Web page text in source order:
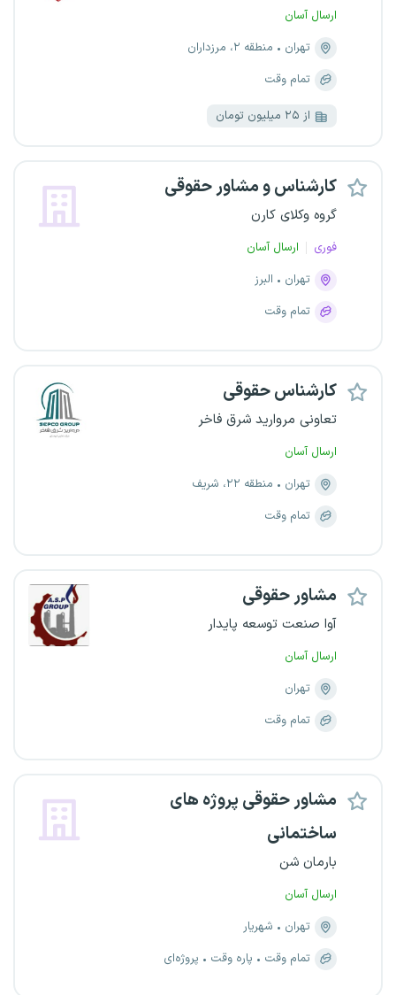
ارسال آسان
تهران
منطقه ۲، مرزداران
تمام وقت
از ۲۵ میلیون تومان
کارشناس و مشاور حقوقی
گروه وکلای کارن
فوری
ارسال آسان
تهران
البرز
تمام وقت
کارشناس حقوقی
تعاونی مروارید شرق فاخر
ارسال آسان
تهران
منطقه ۲۲، شریف
تمام وقت
مشاور حقوقی
آوا صنعت توسعه پایدار
ارسال آسان
تهران
تمام وقت
مشاور حقوقی پروژه های
ساختمانی
بارمان شن
ارسال آسان
تهران
شهریار
تمام وقت
پاره وقت پروژه‌ای